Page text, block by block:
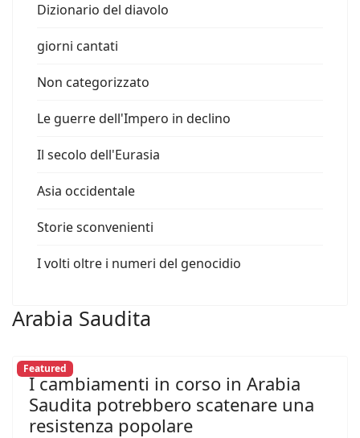
Dizionario del diavolo
giorni cantati
Non categorizzato
Le guerre dell'Impero in declino
Il secolo dell'Eurasia
Asia occidentale
Storie sconvenienti
I volti oltre i numeri del genocidio
Arabia Saudita
Featured
I cambiamenti in corso in Arabia
Saudita potrebbero scatenare una
resistenza popolare